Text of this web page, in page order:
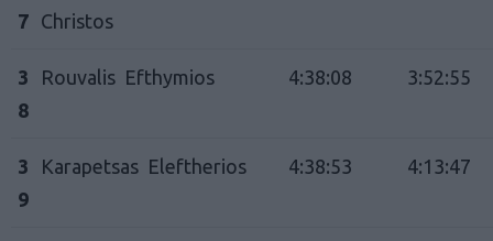
7 Christos
3
8
Rouvalis Efthymios 4:38:08 3:52:55
3
9
Karapetsas Eleftherios 4:38:53 4:13:47